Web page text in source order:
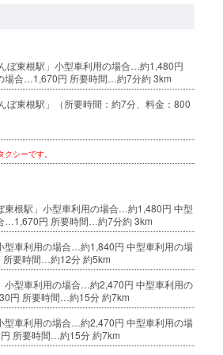
ぼ東根駅」小型車利用の場合…約1,480円
場合…1,670円 所要時間…約7分約 3km
ぼ東根駅」（所要時間：約7分、料金：800
シーです。
東根駅」小型車利用の場合…約1,480円 中型
…1,670円 所要時間…約7分約 3km
型車利用の場合…約1,840円 中型車利用の場
要時間…約12分 約5km
小型車利用の場合…約2,470円 中型車利用の
円 所要時間…約15分 約7km
型車利用の場合…約2,470円 中型車利用の場
所要時間…約15分 約7km